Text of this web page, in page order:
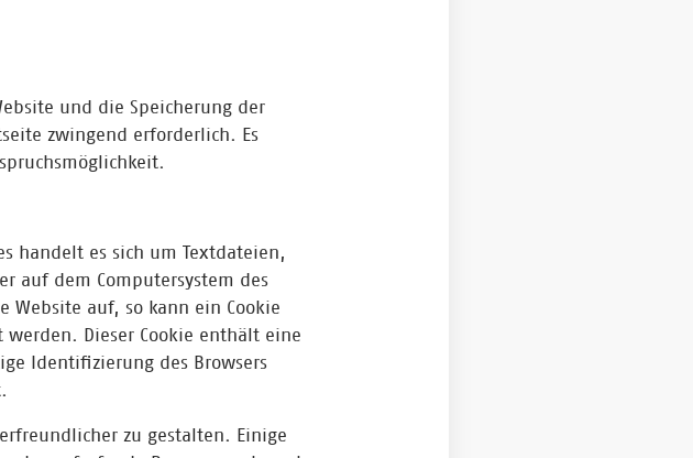
und die Speicherung der
zwingend erforderlich. Es
handelt es sich um Textdateien,
auf dem Computersystem des
Website auf, so kann ein Cookie
werden. Dieser Cookie enthält eine
Identifizierung des Browsers
zu gestalten. Einige